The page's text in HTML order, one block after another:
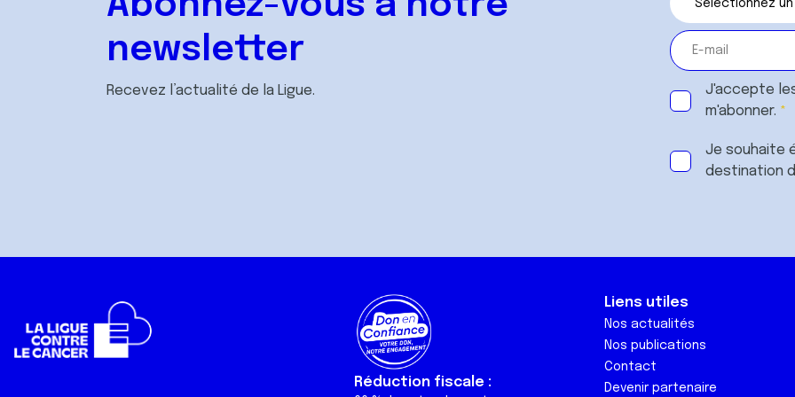
newsletter
Recevez l’actualité de la Ligue. J'accepte
m'abonner.
Je souhaite
destination
Réduction fiscale :
Liens utiles
Nos actualités
Nos publications
Contact
Devenir partenaire